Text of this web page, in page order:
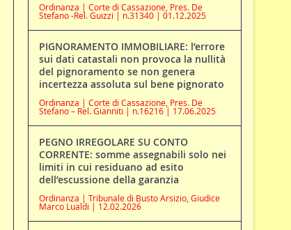
Ordinanza | Corte di Cassazione, Pres. De
Stefano -Rel. Guizzi | n.31340 | 01.12.2025
PIGNORAMENTO IMMOBILIARE: l’errore
sui dati catastali non provoca la nullità
del pignoramento se non genera
incertezza assoluta sul bene pignorato
Ordinanza | Corte di Cassazione, Pres. De
Stefano – Rel. Gianniti | n.16216 | 17.06.2025
PEGNO IRREGOLARE SU CONTO
CORRENTE: somme assegnabili solo nei
limiti in cui residuano ad esito
dell’escussione della garanzia
Ordinanza | Tribunale di Busto Arsizio, Giudice
Marco Lualdi | 12.02.2026